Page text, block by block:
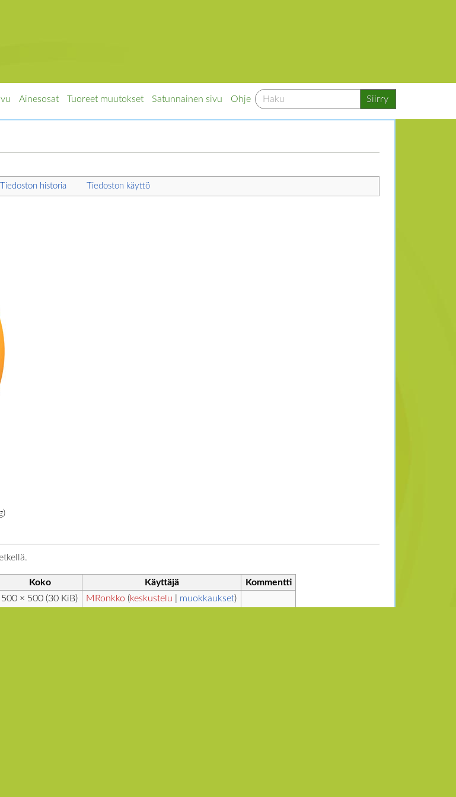
Ainesosat Tuoreet muutokset Satunnainen sivu Ohje
Tiedoston historia Tiedoston käyttö
)
Koko Käyttäjä
Kommentti
500 × 500(30 KiB) MRonkko (keskustelu muokkaukset)